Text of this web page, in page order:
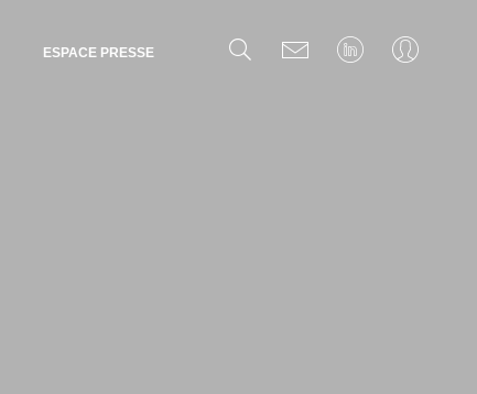
ESPACE PRESSE